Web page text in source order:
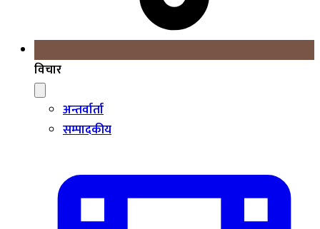
विचार
अन्तर्वार्ता
सम्पादकीय